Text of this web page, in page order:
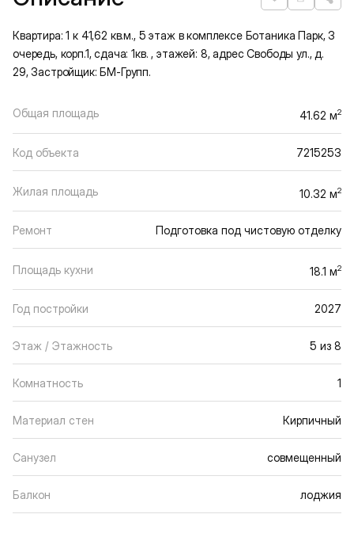
Нравится
Квартира: 1 к 41,62 кв.м., 5 этаж в комплексе Ботаника Парк, 3
очередь, корп.1, сдача: 1кв. , этажей: 8, адрес Свободы ул., д.
29, Застройщик: БМ-Групп.
Общая площадь 41.62 м2
Код объекта 7215253
Жилая площадь 10.32 м2
Ремонт Подготовка под чистовую отделку
Площадь кухни 18.1 м2
Год постройки 2027
Этаж / Этажность 5 из 8
Комнатность 1
Материал стен Кирпичный
Санузел совмещенный
Балкон лоджия